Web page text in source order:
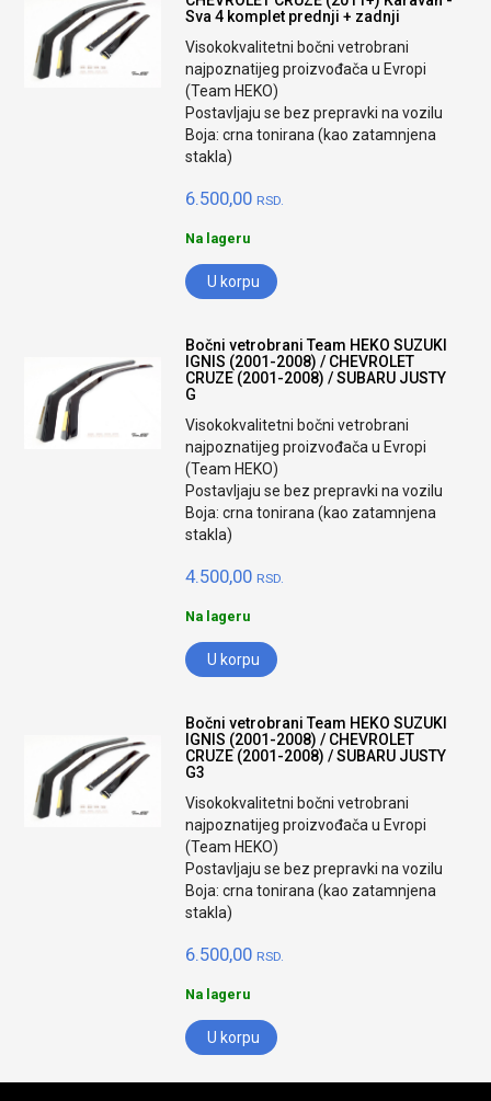
Sva 4 komplet prednji + zadnji
Visokokvalitetni bočni vetrobrani
najpoznatijeg proizvođača u Evropi
(Team HEKO)
Postavljaju se bez prepravki na vozilu
Boja: crna tonirana (kao zatamnjena
stakla)
6.500,00 RSD.
Na lageru
U korpu
Bočni vetrobrani Team HEKO SUZUKI
IGNIS (2001-2008) / CHEVROLET
CRUZE (2001-2008) / SUBARU JUSTY
G
Visokokvalitetni bočni vetrobrani
najpoznatijeg proizvođača u Evropi
(Team HEKO)
Postavljaju se bez prepravki na vozilu
Boja: crna tonirana (kao zatamnjena
stakla)
4.500,00 RSD.
Na lageru
U korpu
Bočni vetrobrani Team HEKO SUZUKI
IGNIS (2001-2008) / CHEVROLET
CRUZE (2001-2008) / SUBARU JUSTY
G3
Visokokvalitetni bočni vetrobrani
najpoznatijeg proizvođača u Evropi
(Team HEKO)
Postavljaju se bez prepravki na vozilu
Boja: crna tonirana (kao zatamnjena
stakla)
6.500,00 RSD.
Na lageru
U korpu